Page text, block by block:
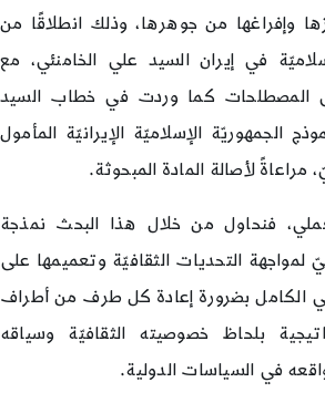
وإفراغها من جوهرها، وذلك انطلاقًا من
في إيران السيد علي الخامنئي، مع
المصطلحات كما وردت في خطاب السيد
الجمهوريّة الإسلاميّة الإيرانيّة المأمول
مراعاةً لأصالة المادة المبحوثة.
فنحاول من خلال هذا البحث نمذجة
لمواجهة التحديات الثقافيّة وتعميمها على
الكامل بضرورة إعادة كل طرف من أطراف
بلحاظ خصوصيته الثقافيّة وسياقه
في السياسات الدولية.